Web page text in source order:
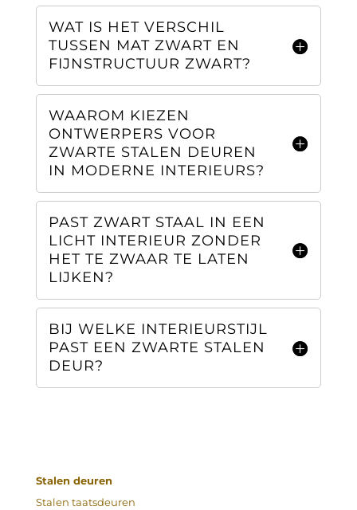
WAT IS HET VERSCHIL
TUSSEN MAT ZWART EN
FIJNSTRUCTUUR ZWART?
WAAROM KIEZEN
ONTWERPERS VOOR
ZWARTE STALEN DEUREN
IN MODERNE INTERIEURS?
PAST ZWART STAAL IN EEN
LICHT INTERIEUR ZONDER
HET TE ZWAAR TE LATEN
LIJKEN?
BIJ WELKE INTERIEURSTIJL
PAST EEN ZWARTE STALEN
DEUR?
Stalen deuren
Stalen taatsdeuren